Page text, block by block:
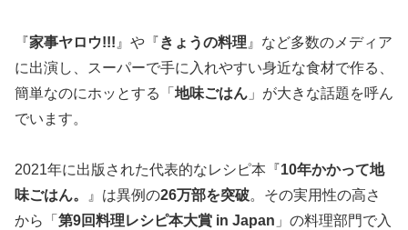
『家事ヤロウ!!! 』や『きょうの料理 』など多数のメディア
に出演し、スーパーで手に入れやすい身近な食材で作る、
簡単なのにホッとする「 地味ごはん 」が大きな話題を呼ん
でいます。
2021年に出版された代表的なレシピ本『 10年かかって地
味ごはん。
』は異例の26万部を突破。その実用性の高さ
から「 第9回料理レシピ本大賞 in Japan 」の料理部門で入